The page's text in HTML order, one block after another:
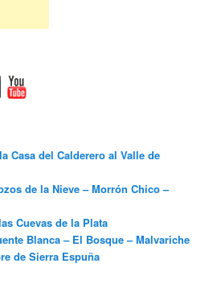
Casa del Calderero al Valle de
de la Nieve – Morrón Chico –
Cuevas de la Plata
Blanca – El Bosque – Malvariche
de Sierra Espuña